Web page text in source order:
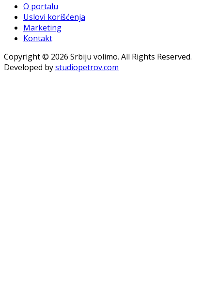
O portalu
Uslovi korišćenja
Marketing
Kontakt
Copyright © 2026 Srbiju volimo. All Rights Reserved.
Developed bystudiopetrov.com